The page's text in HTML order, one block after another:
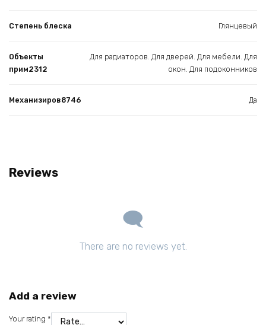
Степень блеска Глянцевый
Объекты
прим2312
Для радиаторов. Для дверей. Для мебели. Для
окон. Для подоконников
Механизиров8746 Да
Reviews
There are no reviews yet.
Add a review
Your rating *